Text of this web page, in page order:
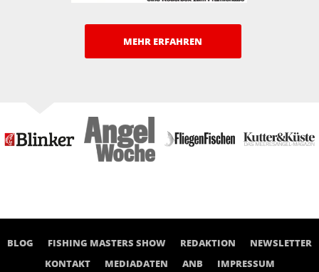
MEHR ERFAHREN
BLOG FISHING MASTERS SHOW REDAKTION
NEWSLETTER
KONTAKT
MEDIADATEN ANB IMPRESSUM